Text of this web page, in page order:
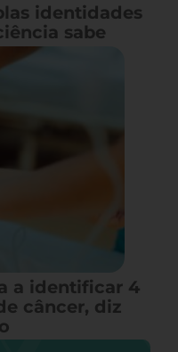
identidades
sabe
a identificar 4
câncer, diz